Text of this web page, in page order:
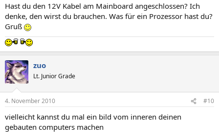
Hast du den 12V Kabel am Mainboard angeschlossen? Ich
denke, den wirst du brauchen. Was für ein Prozessor hast du?
Gruß
zuo
Lt. Junior Grade
4. November 2010 #10
vielleicht kannst du mal ein bild vom inneren deinen
gebauten computers machen